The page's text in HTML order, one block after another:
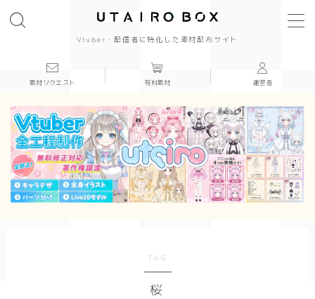
Vtuber・配信者に特化した素材配布サイト
かっこいい
かわいい
素材リクエスト 有料素材 運営者
TAG
桜